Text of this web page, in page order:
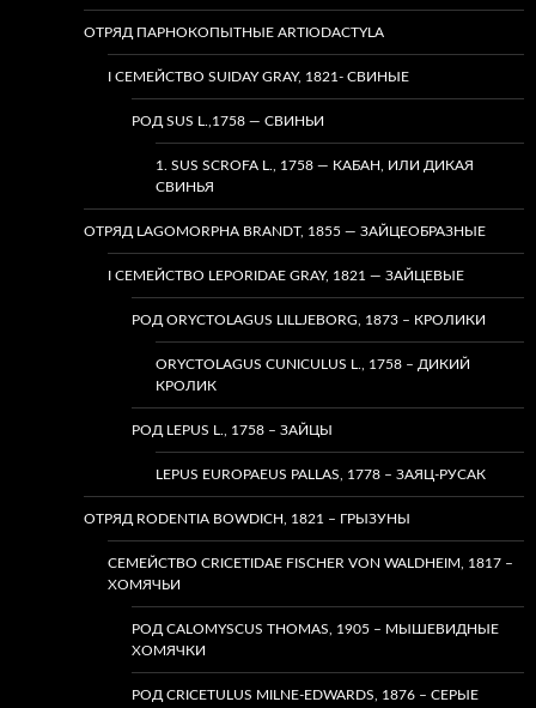
ОТРЯД ПАРНОКОПЫТНЫЕ ARTIODACTYLA
I СЕМЕЙСТВО SUIDAY GRAY, 1821- СВИНЫЕ
РОД SUS L.,1758 — СВИНЬИ
1. SUS SCROFA L., 1758 — КАБАН, ИЛИ ДИКАЯ
СВИНЬЯ
ОТРЯД LAGOMORPHA BRANDT, 1855 — ЗАЙЦЕОБРАЗНЫЕ
I СЕМЕЙСТВО LEPORIDAE GRAY, 1821 — ЗАЙЦЕВЫЕ
РОД ORYCTOLAGUS LILLJEBORG, 1873 – КРОЛИКИ
ORYCTOLAGUS CUNICULUS L., 1758 – ДИКИЙ
КРОЛИК
РОД LEPUS L., 1758 – ЗАЙЦЫ
LEPUS EUROPAEUS PALLAS, 1778 – ЗАЯЦ-РУСАК
ОТРЯД RODENTIA BOWDICH, 1821 – ГРЫЗУНЫ
СЕМЕЙСТВО CRICETIDAE FISCHER VON WALDHEIM, 1817 –
ХОМЯЧЬИ
РОД CALOMYSCUS THOMAS, 1905 – МЫШЕВИДНЫЕ
ХОМЯЧКИ
РОД CRICETULUS MILNE-EDWARDS, 1876 – СЕРЫЕ